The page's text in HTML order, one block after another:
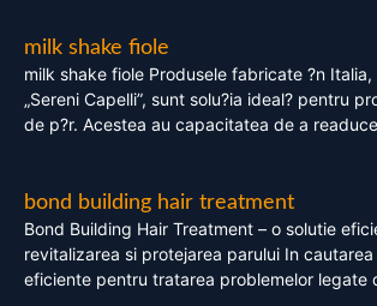
milk shake fiole
milk shake fiole Produsele fabricate ?n
„Sereni Capelli”, sunt solu?ia ideal? pentru
de p?r. Acestea au capacitatea de a readuce
bond building hair treatment
Bond Building Hair Treatment – o solutie
revitalizarea si protejarea parului In
eficiente pentru tratarea problemelor legate